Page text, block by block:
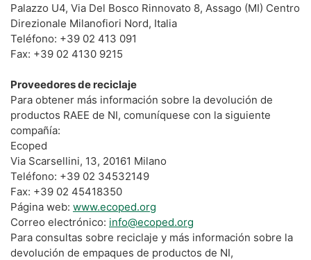
Palazzo U4, Via Del Bosco Rinnovato 8, Assago (MI) Centro
Direzionale Milanofiori Nord, Italia
Teléfono: +39 02 413 091
Fax: +39 02 4130 9215
Proveedores de reciclaje
Para obtener más información sobre la devolución de
productos RAEE de NI, comuníquese con la siguiente
compañía:
Ecoped
Via Scarsellini, 13, 20161 Milano
Teléfono: +39 02 34532149
Fax: +39 02 45418350
Página web: www.ecoped.org
Correo electrónico: info@ecoped.org
Para consultas sobre reciclaje y más información sobre la
devolución de empaques de productos de NI,